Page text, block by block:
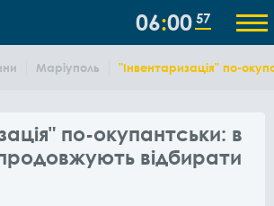
06 00 57
Маріуполь "Інвентаризація" по-
по-окупантськи: в
відбирати